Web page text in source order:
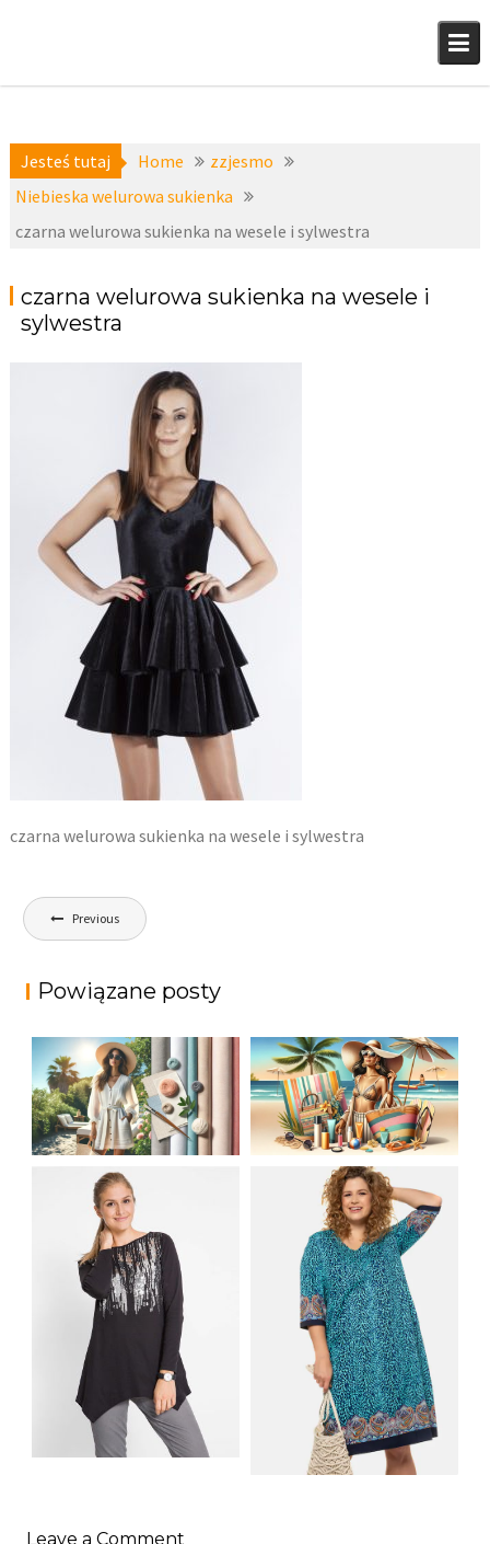
Jesteś tutaj Home
zzjesmo
Niebieska welurowa sukienka
czarna welurowa sukienka na wesele i sylwestra
czarna welurowa sukienka na wesele i
sylwestra
czarna welurowa sukienka na wesele i sylwestra
Nawigacja
wpisu
Previous
Powiązane posty
LETNIA MODA
PLAŻOWA: STROJE
KĄPIELOWE I
AKCESORIA, KTÓRE
MUSISZ MIEĆ
JAK STYLOWO
PRZETRWAĆ UPALNE
DNI: NAJLEPSZE
MATERIAŁY I KROJE
NA LATO
CEKINAMI CZARNY
Leave a Comment